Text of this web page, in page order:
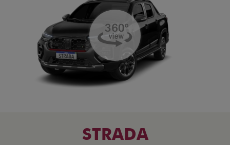
STRADA